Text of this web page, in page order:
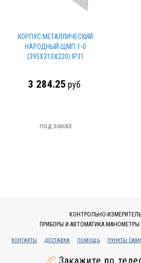
КОРПУС МЕТАЛЛИЧЕСКИЙ
НАРОДНЫЙ ЩМП-1-0
(395Х310Х220) IP31
3 284.25 руб
под заказ
КОНТРОЛЬНО-
ПРИБОРЫ И АВТОМАТИКА
КОНТАКТЫ ДОСТАВКА ПОМОЩЬ ПУНКТЫ
Закажите по